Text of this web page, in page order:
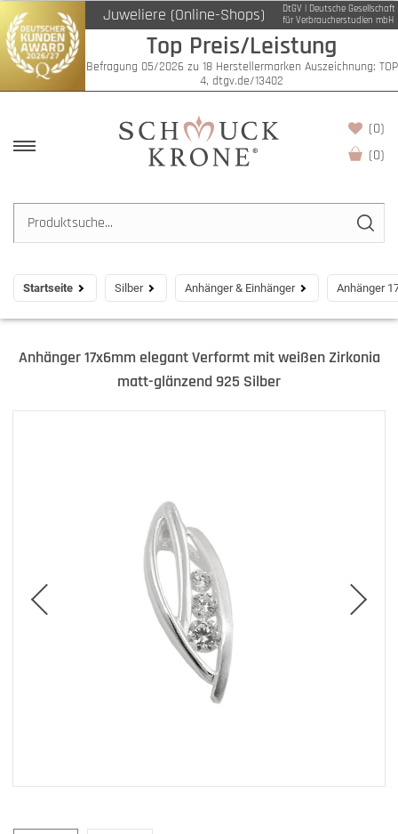
Juweliere (Online-Shops)
DtGV | Deutsche Gesellschaft
für Verbraucherstudien mbH
Top Preis/Leistung
Befragung 05/2026 zu 18 Herstellermarken Auszeichnung: TOP
4, dtgv.de/13402
(0)
(0)
Startseite Silber Anhänger & Einhänger Anhänger
Anhänger 17x6mm elegant Verformt mit weißen Zirkonia
matt-glänzend 925 Silber